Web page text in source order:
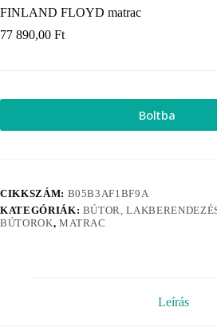
FINLAND FLOYD matrac
77 890,00 Ft
Boltba
CIKKSZÁM: B05B3AF1BF9A
KATEGÓRIÁK: BÚTOR,
BÚTOROK, MATRAC
Leírás